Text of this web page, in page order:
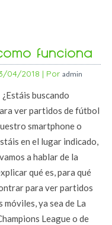
funciona
04/2018 | Por admin
buscando
ver partidos de fútbol
smartphone o
en el lugar indicado,
a hablar de la
qué es, para qué
para ver partidos
ya sea de La
League o de